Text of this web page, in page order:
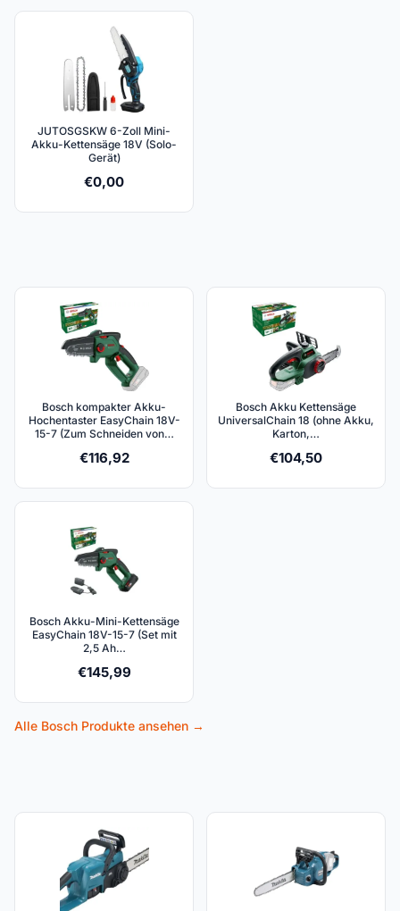
JUTOSGSKW 6-Zoll Mini-
Akku-Kettensäge 18V (Solo-
Gerät)
€0,00
Bosch kompakter Akku-
Hochentaster EasyChain 18V-
15-7 (Zum Schneiden von…
€116,92
Bosch Akku Kettensäge
UniversalChain 18 (ohne Akku,
Karton,…
€104,50
Bosch Akku-Mini-Kettensäge
EasyChain 18V-15-7 (Set mit
2,5 Ah…
€145,99
Alle Bosch Produkte ansehen →